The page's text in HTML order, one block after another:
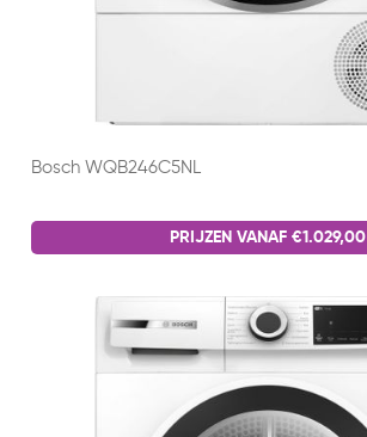
Bosch WQB246C5NL
PRIJZEN VANAF €1.029,00